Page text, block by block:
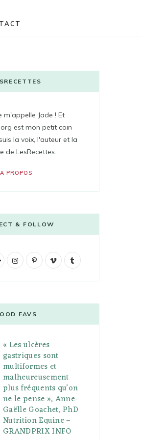
m'appelle Jade ! Et
est mon petit coin
la voix, l'auteur et la
de LesRecettes.
A PROPOS
& FOLLOW
G
g
l
e
P
u
s
I
t
a
g
r
a
P
e
r
e
s
V
o
l
FAVS
« Les ulcères
gastriques sont
multiformes et
malheureusement
plus fréquents qu’on
ne le pense », Anne-
Gaëlle Goachet, PhD
Nutrition Equine –
GRANDPRIX INFO